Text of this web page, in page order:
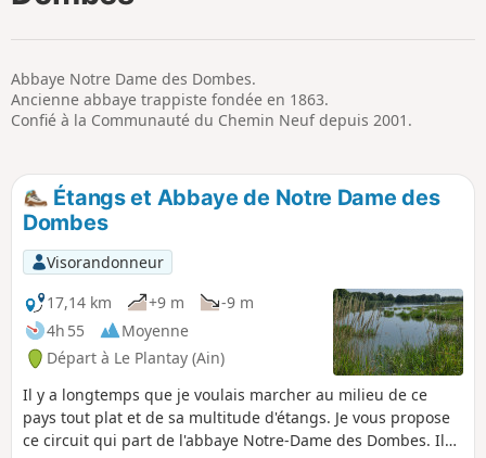
Abbaye Notre Dame des Dombes.
Ancienne abbaye trappiste fondée en 1863.
Confié à la Communauté du Chemin Neuf depuis 2001.
Étangs et Abbaye de Notre Dame des
Dombes
Visorandonneur
17,14 km
+9 m
-9 m
4h 55
Moyenne
Départ à Le Plantay (Ain)
Il y a longtemps que je voulais marcher au milieu de ce
pays tout plat et de sa multitude d'étangs. Je vous propose
ce circuit qui part de l'abbaye Notre-Dame des Dombes. Il